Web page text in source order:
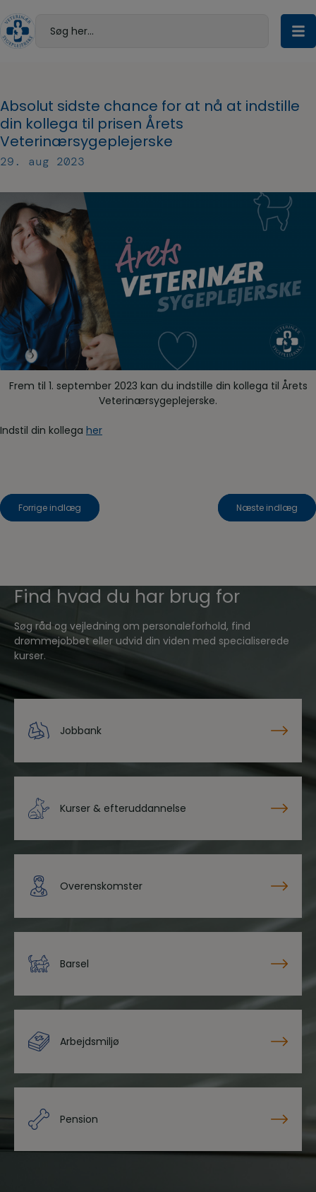
til
indholdet
Søg her...
Absolut sidste chance for at nå at indstille
din kollega til prisen Årets
Veterinærsygeplejerske
29. aug 2023
Frem til 1. september 2023 kan du indstille din kollega til Årets
Veterinærsygeplejerske.
Indstil din kollega her
Indlægsnavigation
Forrige indlæg Næste indlæg
Find hvad du har brug for
Søg råd og vejledning om personaleforhold, find
drømmejobbet eller udvid din viden med specialiserede
kurser.
Jobbank
Kurser & efteruddannelse
Overenskomster
Barsel
Arbejdsmiljø
Pension